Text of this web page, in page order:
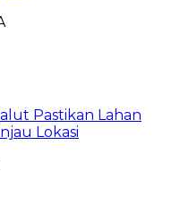
Pastikan Lahan
Lokasi